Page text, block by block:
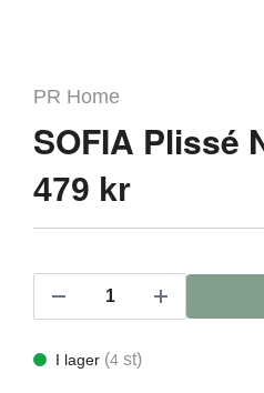
PR Home
SOFIA Plissé
479 kr
I lager (4 st)